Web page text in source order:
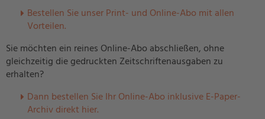
Bestellen Sie unser Print- und Online-Abo mit allen
Vorteilen.
Sie möchten ein reines Online-Abo abschließen, ohne
gleichzeitig die gedruckten Zeitschriftenausgaben zu
erhalten?
Dann bestellen Sie Ihr Online-Abo inklusive E-Paper-
Archiv direkt hier.